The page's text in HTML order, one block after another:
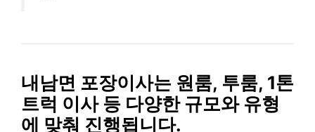
내남면 포장이사는 원룸, 투룸, 1톤
트럭 이사등 다양한 규모와 유형
에 맞춰 진행됩니다.